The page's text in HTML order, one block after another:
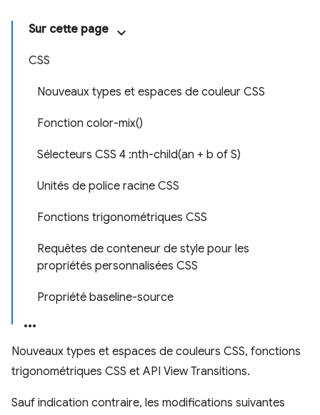
Sur cette page
CSS
Nouveaux types et espaces de couleur CSS
Fonction color-mix()
Sélecteurs CSS 4 :nth-child(an + b of S)
Unités de police racine CSS
Fonctions trigonométriques CSS
Requêtes de conteneur de style pour les
propriétés personnalisées CSS
Propriété baseline-source
Nouveaux types et espaces de couleurs CSS, fonctions
trigonométriques CSS et API View Transitions.
Sauf indication contraire, les modifications suivantes